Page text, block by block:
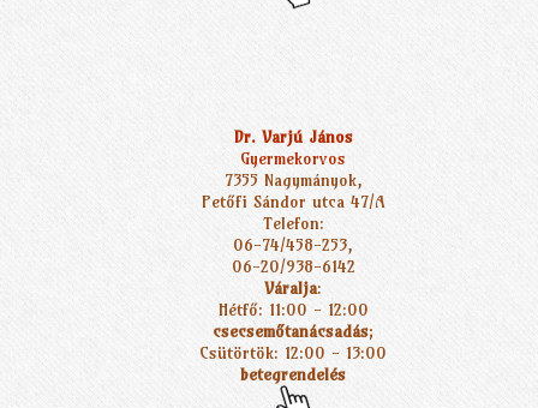
Dr. Varjú János
Gyermekorvos
7355 Nagymányok,
Petőfi Sándor utca 47/A
Telefon:
06-74/458-253,
06-20/938-6142
Váralja:
Hétfő: 11:00 - 12:00
csecsemőtanácsadás;
Csütörtök: 12:00 - 13:00
betegrendelés